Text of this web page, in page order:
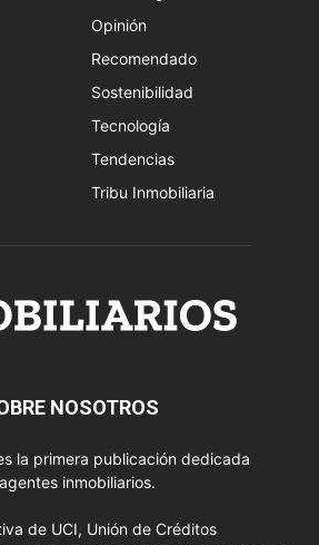
Opinión
Recomendado
Sostenibilidad
Tecnología
Tendencias
Tribu Inmobiliaria
NOSOTROS
la primera publicación dedicada
inmobiliarios.
de UCI, Unión de Créditos